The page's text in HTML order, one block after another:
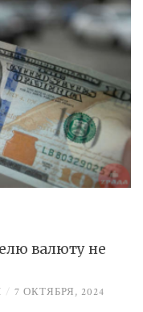
валюту не
/ 7 ОКТЯБРЯ, 2024